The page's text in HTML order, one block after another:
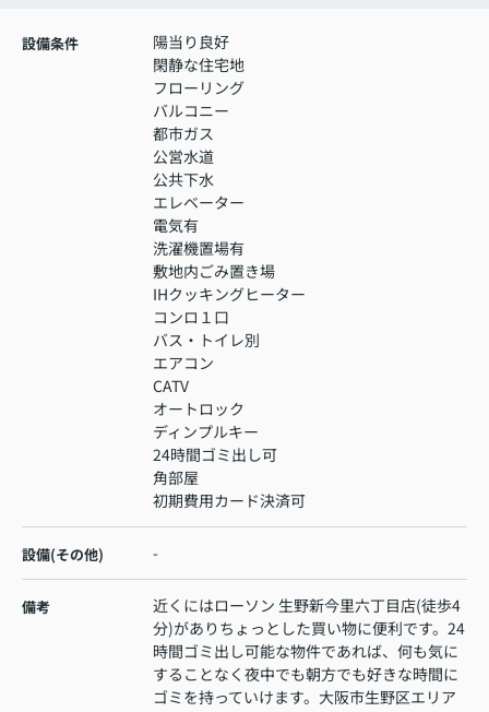
設備条件
陽当り良好
閑静な住宅地
フローリング
バルコニー
都市ガス
公営水道
公共下水
エレベーター
電気有
洗濯機置場有
敷地内ごみ置き場
IHクッキングヒーター
コンロ１口
バス・トイレ別
エアコン
CATV
オートロック
ディンプルキー
24時間ゴミ出し可
角部屋
初期費用カード決済可
設備(その他) -
備考
近くにはローソン 生野新今里六丁目店(徒歩4
分)がありちょっとした買い物に便利です。24
時間ゴミ出し可能な物件であれば、何も気に
することなく夜中でも朝方でも好きな時間に
ゴミを持っていけます。大阪市生野区エリア